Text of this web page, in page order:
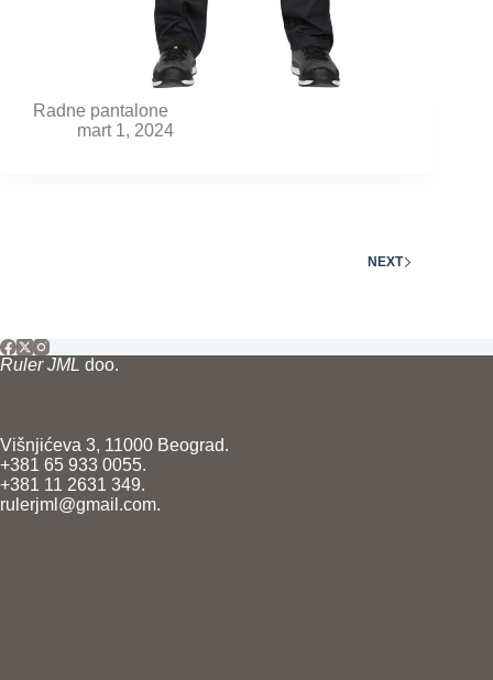
Radne pantalone
mart 1, 2024
NEXT
Ruler JML doo.
Višnjićeva 3, 11000 Beograd.
+381 65 933 0055.
+381 11 2631 349.
rulerjml@gmail.com.